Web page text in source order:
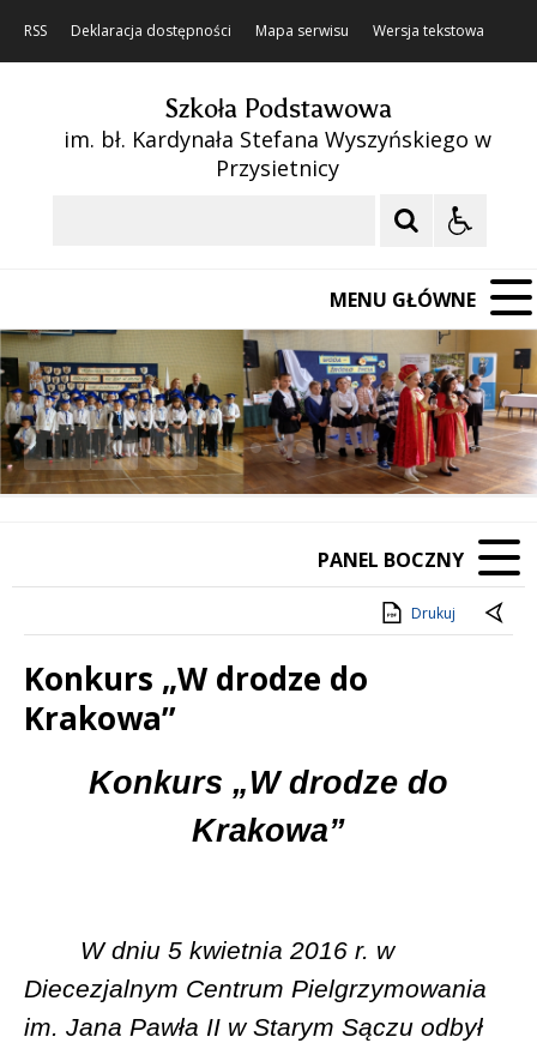
RSS Deklaracja dostępności Mapa serwisu Wersja tekstowa
Szkoła Podstawowa
im. bł. Kardynała Stefana Wyszyńskiego w
Przysietnicy
MENU GŁÓWNE
Poprzedni Element
Następny Element
❚❚
PANEL BOCZNY
Drukuj
Konkurs „W drodze do
Krakowa”
TreśćKonkurs „W drodze do
Krakowa”
W dniu 5 kwietnia 2016 r. w
Diecezjalnym Centrum Pielgrzymowania
im. Jana Pawła II w Starym Sączu odbył